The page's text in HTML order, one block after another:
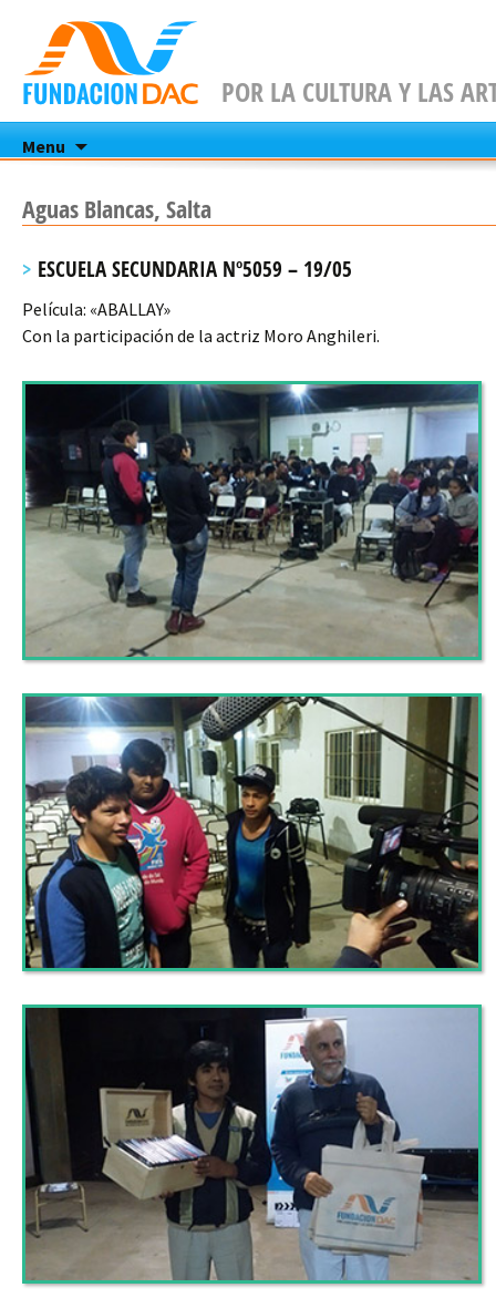
POR LA CULTURA Y LAS
Menu
Skip
to
Aguas Blancas, Salta
ESCUELA SECUNDARIA Nº5059 – 19/05
Película: «ABALLAY»
Con la participación de la actriz Moro Anghileri.